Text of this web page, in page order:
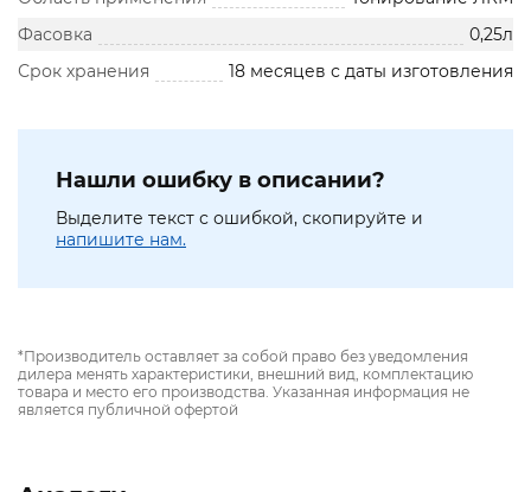
Фасовка
0,25л
Срок хранения
18 месяцев с даты изготовления
Нашли ошибку в описании?
Выделите текст с ошибкой, скопируйте и
напишите нам.
*Производитель оставляет за собой право без уведомления
дилера менять характеристики, внешний вид, комплектацию
товара и место его производства. Указанная информация не
является публичной офертой